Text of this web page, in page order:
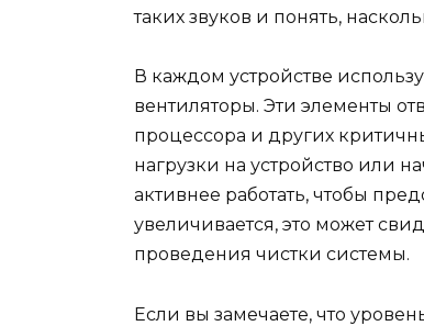
таких звуков и понять,
В каждом устройстве
вентиляторы. Эти элементы
процессора и других
нагрузки на устройство или
активнее работать, чтобы
увеличивается, это может
проведения чистки системы.
Если вы замечаете, что